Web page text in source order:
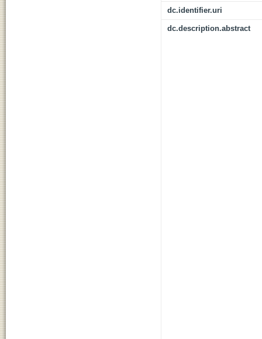
dc.identifier.uri
dc.description.abstract